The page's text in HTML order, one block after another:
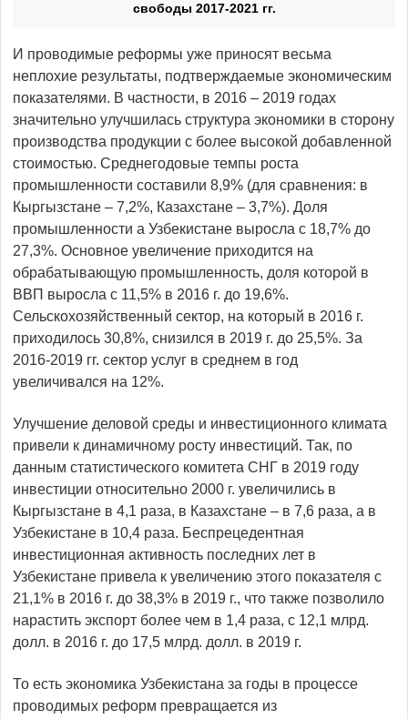
свободы 2017-2021 гг.
И проводимые реформы уже приносят весьма
неплохие результаты, подтверждаемые экономическим
показателями. В частности, в 2016 – 2019 годах
значительно улучшилась структура экономики в сторону
производства продукции с более высокой добавленной
стоимостью. Среднегодовые темпы роста
промышленности составили 8,9% (для сравнения: в
Кыргызстане – 7,2%, Казахстане – 3,7%). Доля
промышленности а Узбекистане выросла с 18,7% до
27,3%. Основное увеличение приходится на
обрабатывающую промышленность, доля которой в
ВВП выросла с 11,5% в 2016 г. до 19,6%.
Сельскохозяйственный сектор, на который в 2016 г.
приходилось 30,8%, снизился в 2019 г. до 25,5%. За
2016-2019 гг. сектор услуг в среднем в год
увеличивался на 12%.
Улучшение деловой среды и инвестиционного климата
привели к динамичному росту инвестиций. Так, по
данным статистического комитета СНГ в 2019 году
инвестиции относительно 2000 г. увеличились в
Кыргызстане в 4,1 раза, в Казахстане – в 7,6 раза, а в
Узбекистане в 10,4 раза. Беспрецедентная
инвестиционная активность последних лет в
Узбекистане привела к увеличению этого показателя с
21,1% в 2016 г. до 38,3% в 2019 г., что также позволило
нарастить экспорт более чем в 1,4 раза, с 12,1 млрд.
долл. в 2016 г. до 17,5 млрд. долл. в 2019 г.
То есть экономика Узбекистана за годы в процессе
проводимых реформ превращается из